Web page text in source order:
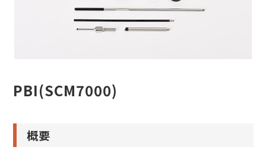
PBI(SCM7000)
概要